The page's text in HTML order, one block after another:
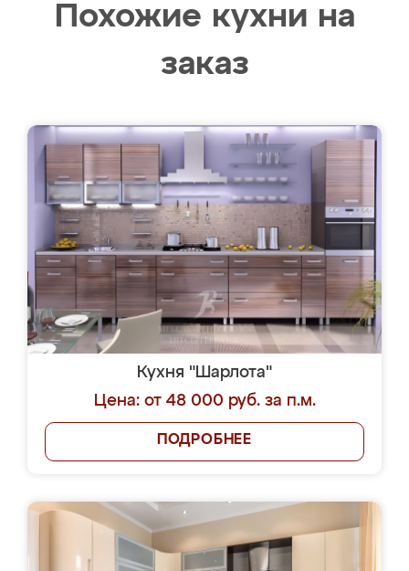
Похожие кухни на
заказ
Кухня "Шарлота"
Цена: от 48 000 руб. за п.м.
ПОДРОБНЕЕ